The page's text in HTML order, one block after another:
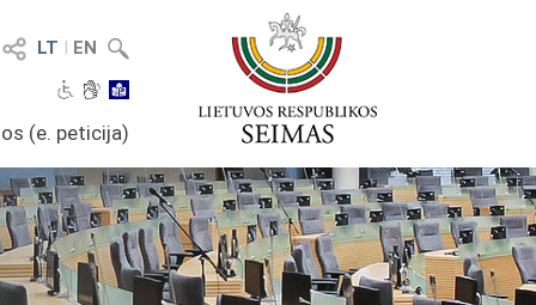
LT I EN
(e. peticija)